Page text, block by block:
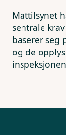
Mattilsynet
sentrale
baserer seg
og de